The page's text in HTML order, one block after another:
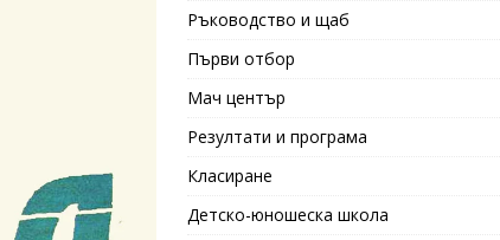
Ръководство и щаб
Първи отбор
Мач център
Резултати и програма
Класиране
Детско-юношеска школа